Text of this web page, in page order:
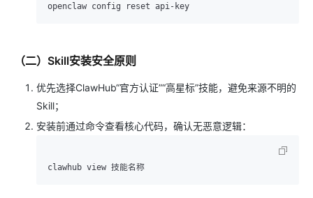
（二）Skill安装安全原则
优先选择ClawHub“官方认证”“高星标”技能，避免来源不明的
Skill；
安装前通过命令查看核心代码，确认无恶意逻辑：